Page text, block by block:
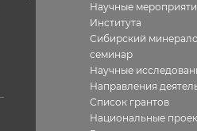
Научные
Института
Сибирский
семинар
Научные
Направления
Список грантов
Национальные